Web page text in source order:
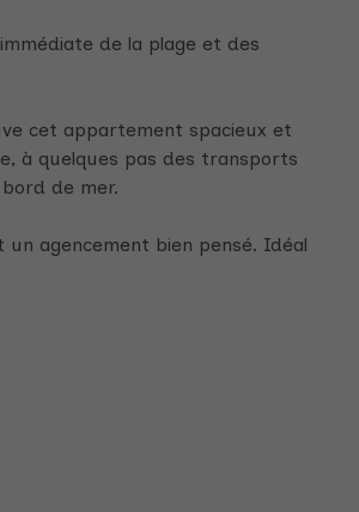
de la plage et des
cet appartement spacieux et
à quelques pas des transports
de mer.
agencement bien pensé. Idéal